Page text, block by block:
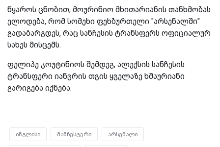
წყაროს ცნობით, მოურინიო მხითარიანის თანხმობას
ელოდება, რომ სომეხი ფეხბურთელი "არსენალში"
გადაბარგდეს, რაც სანჩესის ტრანსფერს ოფიციალურ
სახეს მისცემს.
ფელიპე კოუტინიოს შემდეგ, ალექსის სანჩესის
ტრანსფერი იანვრის თვის ყველაზე ხმაურიანი
გარიგება იქნება.
ინგლისი მანჩესტერი არსენალი